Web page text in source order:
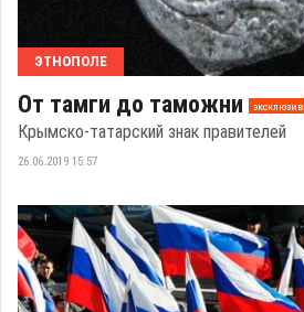
ЭТНОПОЛЕ
От тамги до таможни эксклюзив
Крымско-татарский знак правителей
26.06.2019 15:57